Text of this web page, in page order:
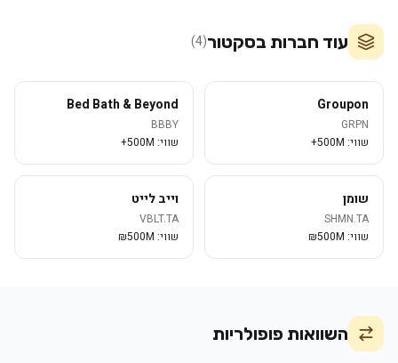
עוד חברות בסקטור(
4
)
Groupon
GRPN
שווי: 500M+
Bed Bath & Beyond
BBBY
שווי: 500M+
שומן
SHMN.TA
שווי: 500M₪
וייב לייט
VBLT.TA
שווי: 500M₪
השוואות פופולריות